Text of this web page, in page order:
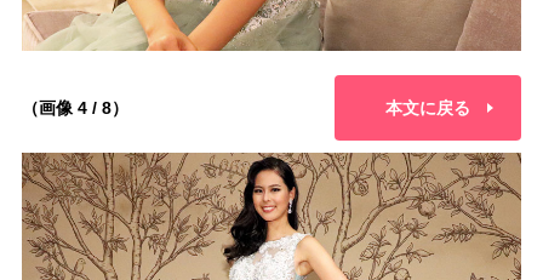
（画像 4 / 8） 本文に戻る